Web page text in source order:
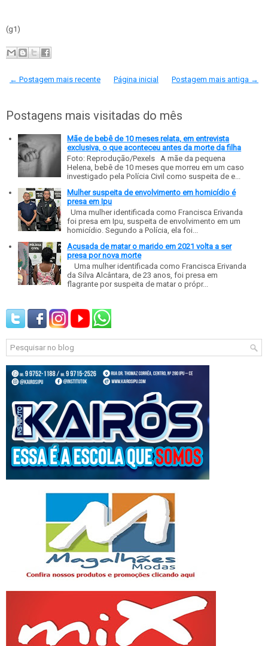
(g1)
← Postagem mais recente Postagem mais antiga →
Página inicial
Postagens mais visitadas do mês
Mãe de bebê de 10 meses relata, em entrevista
exclusiva, o que aconteceu antes da morte da filha
Foto: Reprodução/Pexels A mãe da pequena
Helena, bebê de 10 meses que morreu em um caso
investigado pela Polícia Civil como suspeita de e...
Mulher suspeita de envolvimento em homicídio é
presa em Ipu
Uma mulher identificada como Francisca Erivanda
foi presa em Ipu, suspeita de envolvimento em um
homicídio. Segundo a Polícia, ela foi...
Acusada de matar o marido em 2021 volta a ser
presa por nova morte
Uma mulher identificada como Francisca Erivanda
da Silva Alcântara, de 23 anos, foi presa em
flagrante por suspeita de matar o própr...